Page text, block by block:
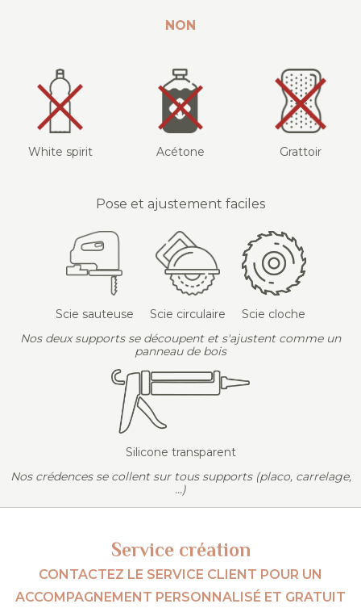
NON
White spirit Acétone Grattoir
Pose et ajustement faciles
Scie sauteuse Scie circulaire
Scie cloche
Nos deux supports se découpent et s'ajustent comme un
panneau de bois
Silicone transparent
Nos crédences se collent sur tous supports (placo, carrelage,
...)
Service création
CONTACTEZ LE SERVICE CLIENT POUR UN
ACCOMPAGNEMENT PERSONNALISÉ ET GRATUIT